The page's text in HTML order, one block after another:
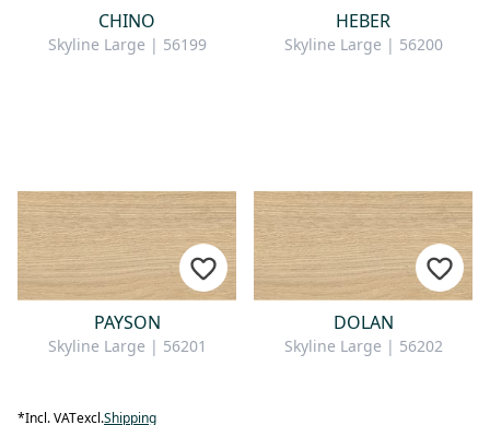
CHINO
Skyline Large | 56199
HEBER
Skyline Large | 56200
PAYSON
Skyline Large | 56201
DOLAN
Skyline Large | 56202
*Incl. VATexcl.Shipping